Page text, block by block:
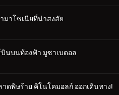
ามาโซเนียที่น่าสงสัย
นบนท้องฟ้า มูซาเบดอล
ดพิษร้าย คิโนโคมอลก์ ออกเดินทาง!